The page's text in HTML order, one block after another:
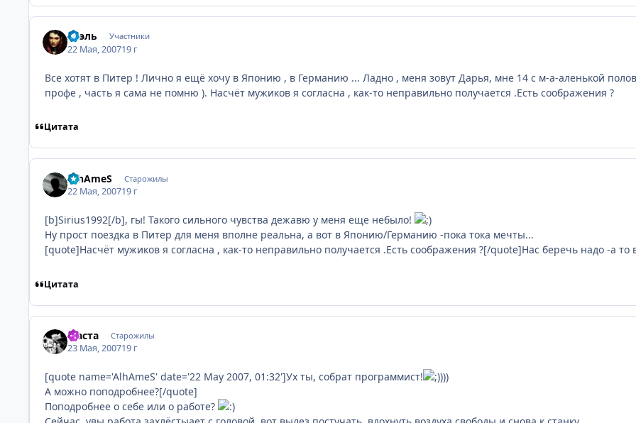
Хаэль Участники
22 Мая, 200719 г
Все хотят в Питер ! Лично я ещё хочу в Японию , в Германию ... Ладно , меня зовут Дарья, мне 14 с м-а-аленькой
профе , часть я сама не помню ). Насчёт мужиков я согласна , как-то неправильно получается .Есть соображения ?
Цитата
AlhAmeS Старожилы
22 Мая, 200719 г
[b]Sirius1992[/b], гы! Такого сильного чувства дежавю у меня еще небыло!
Ну прост поездка в Питер для меня вполне реальна, а вот в Японию/Германию -пока тока мечты...
[quote]Насчёт мужиков я согласна , как-то неправильно получается .Есть соображения ?[/quote]Нас беречь надо -а
Цитата
Маста Старожилы
23 Мая, 200719 г
[quote name='AlhAmeS' date='22 May 2007, 01:32']Ух ты, собрат программист!
)))
А можно поподробнее?[/quote]
Поподробнее о себе или о работе?